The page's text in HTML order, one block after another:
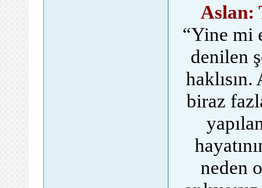
Aslan:
“Yine mi
denilen
biraz
neden